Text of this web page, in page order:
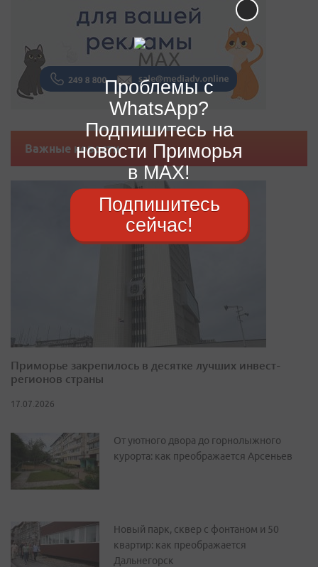
Важные новости
Приморье закрепилось в десятке лучших инвест-
регионов страны
17.07.2026
От уютного двора до горнолыжного
курорта: как преображается Арсеньев
Новый парк, сквер с фонтаном и 50
квартир: как преображается
Дальнегорск
Проблемы с
WhatsApp?
Подпишитесь на
новости Приморья
в MAX!
Подпишитесь
сейчас!